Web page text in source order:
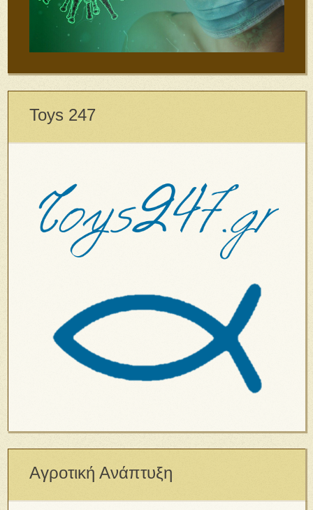
Toys 247
Αγροτική Ανάπτυξη